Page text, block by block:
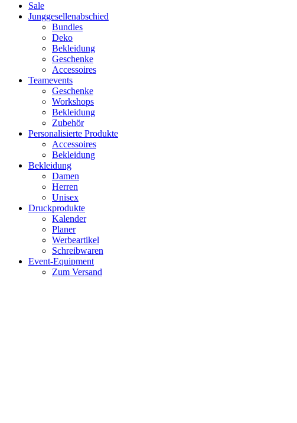
Sale
Junggesellenabschied
Bundles
Deko
Bekleidung
Geschenke
Accessoires
Teamevents
Geschenke
Workshops
Bekleidung
Zubehör
Personalisierte Produkte
Accessoires
Bekleidung
Bekleidung
Damen
Herren
Unisex
Druckprodukte
Kalender
Planer
Werbeartikel
Schreibwaren
Event-Equipment
Zum Versand